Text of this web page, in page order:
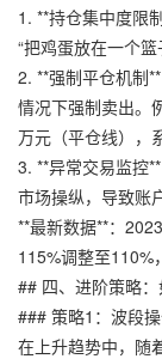
1. **持仓集中度限
“把鸡蛋放在一个篮
2. **强制平仓机制
情况下强制卖出。
万元（平仓线），
3. **异常交易监控
市场操纵，导致账
**最新数据**：
115%调整至110%
## 四、进阶策略：
### 策略1：波段
在上升趋势中，随